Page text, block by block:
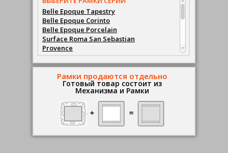
Belle Epoque Tapestry
Belle Epoque Corinto
Belle Epoque Porcelain
Surface Roma San Sebastian
Provence
Barcelona
Madrid
San Sebastian
Toledo
Emporio
Sanremo
Smalto Italiano
Рамки продаются отдельно
Готовый товар состоит из
Механизма и Рамки